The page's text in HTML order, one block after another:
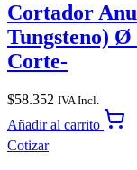
Cortador
Tungsteno) Ø
Corte-
$58.352 IVA Incl.
Añadir al carrito
Cotizar